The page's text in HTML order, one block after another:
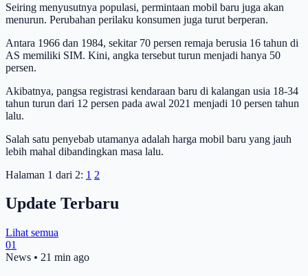
Seiring menyusutnya populasi, permintaan mobil baru juga akan
menurun. Perubahan perilaku konsumen juga turut berperan.
Antara 1966 dan 1984, sekitar 70 persen remaja berusia 16 tahun di
AS memiliki SIM. Kini, angka tersebut turun menjadi hanya 50
persen.
Akibatnya, pangsa registrasi kendaraan baru di kalangan usia 18-34
tahun turun dari 12 persen pada awal 2021 menjadi 10 persen tahun
lalu.
Salah satu penyebab utamanya adalah harga mobil baru yang jauh
lebih mahal dibandingkan masa lalu.
Halaman 1 dari 2: 1 2
Update Terbaru
Lihat semua
01
News • 21 min ago